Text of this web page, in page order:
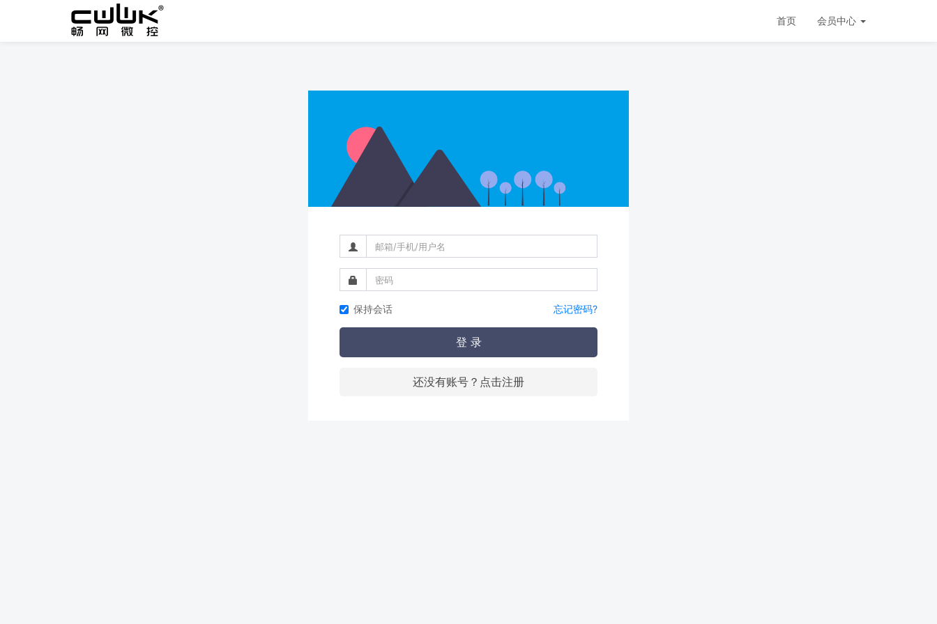
首页 会员中心
保持会话 忘记密码?
登 录
还没有账号？点击注册